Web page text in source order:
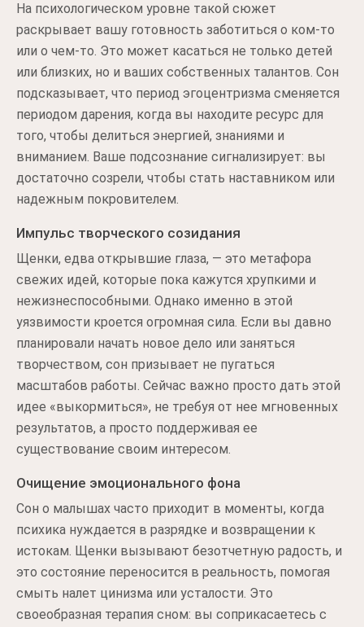
На психологическом уровне такой сюжет
раскрывает вашу готовность заботиться о ком-то
или о чем-то. Это может касаться не только детей
или близких, но и ваших собственных талантов. Сон
подсказывает, что период эгоцентризма сменяется
периодом дарения, когда вы находите ресурс для
того, чтобы делиться энергией, знаниями и
вниманием. Ваше подсознание сигнализирует: вы
достаточно созрели, чтобы стать наставником или
надежным покровителем.
Импульс творческого созидания
Щенки, едва открывшие глаза, — это метафора
свежих идей, которые пока кажутся хрупкими и
нежизнеспособными. Однако именно в этой
уязвимости кроется огромная сила. Если вы давно
планировали начать новое дело или заняться
творчеством, сон призывает не пугаться
масштабов работы. Сейчас важно просто дать этой
идее «выкормиться», не требуя от нее мгновенных
результатов, а просто поддерживая ее
существование своим интересом.
Очищение эмоционального фона
Сон о малышах часто приходит в моменты, когда
психика нуждается в разрядке и возвращении к
истокам. Щенки вызывают безотчетную радость, и
это состояние переносится в реальность, помогая
смыть налет цинизма или усталости. Это
своеобразная терапия сном: вы соприкасаетесь с